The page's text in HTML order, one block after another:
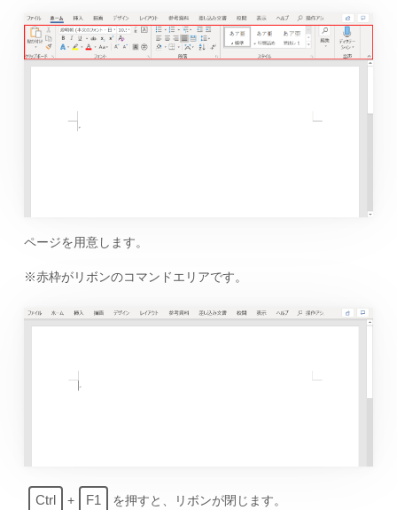
ページを用意します。
※赤枠がリボンのコマンドエリアです。
Ctrl + F1 を押すと、リボンが閉じます。